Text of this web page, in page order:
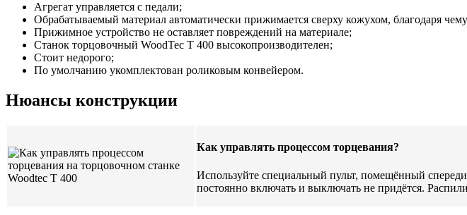
Агрегат управляется с педали;
Обрабатываемый материал автоматически прижимается сверху кожухом, благодаря чему
Прижимное устройство не оставляет повреждений на материале;
Станок торцовочный WoodTec T 400 высокопроизводителен;
Стоит недорого;
По умолчанию укомплектован роликовым конвейером.
Нюансы конструкции
Как управлять процессом торцевания?
Используйте специальный пульт, помещённый
постоянно включать и выключать не придётся.